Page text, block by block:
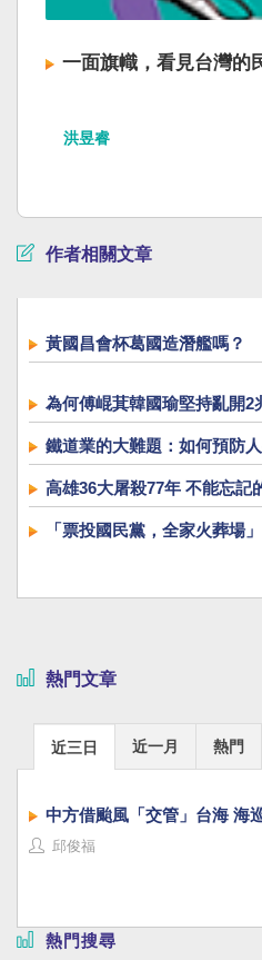
一面旗幟，看見台灣的
洪昱睿
作者相關文章
黃國昌會杯葛國造潛艦嗎？
為何傅崐萁韓國瑜堅持亂開2
鐵道業的大難題：如何預防
高雄36大屠殺77年 不能忘記
「票投國民黨，全家火葬場」
熱門文章
近三日 近一月 熱門
中方借颱風「交管」台海 海
邱俊福
熱門搜尋